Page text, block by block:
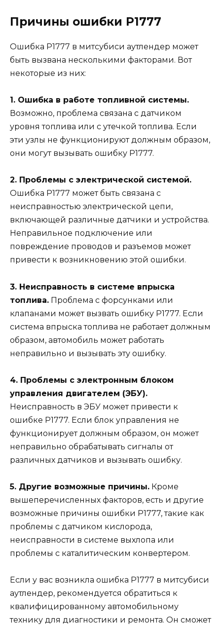
Причины ошибки Р1777
Ошибка Р1777 в митсубиси аутлендер может
быть вызвана несколькими факторами. Вот
некоторые из них:
1. Ошибка в работе топливной системы.
Возможно, проблема связана с датчиком
уровня топлива или с утечкой топлива. Если
эти узлы не функционируют должным образом,
они могут вызывать ошибку Р1777.
2. Проблемы с электрической системой.
Ошибка Р1777 может быть связана с
неисправностью электрической цепи,
включающей различные датчики и устройства.
Неправильное подключение или
повреждение проводов и разъемов может
привести к возникновению этой ошибки.
3. Неисправность в системе впрыска
топлива. Проблема с форсунками или
клапанами может вызвать ошибку Р1777. Если
система впрыска топлива не работает должным
образом, автомобиль может работать
неправильно и вызывать эту ошибку.
4. Проблемы с электронным блоком
управления двигателем (ЭБУ).
Неисправность в ЭБУ может привести к
ошибке Р1777. Если блок управления не
функционирует должным образом, он может
неправильно обрабатывать сигналы от
различных датчиков и вызывать ошибку.
5. Другие возможные причины. Кроме
вышеперечисленных факторов, есть и другие
возможные причины ошибки Р1777, такие как
проблемы с датчиком кислорода,
неисправности в системе выхлопа или
проблемы с каталитическим конвертером.
Если у вас возникла ошибка Р1777 в митсубиси
аутлендер, рекомендуется обратиться к
квалифицированному автомобильному
технику для диагностики и ремонта. Он сможет